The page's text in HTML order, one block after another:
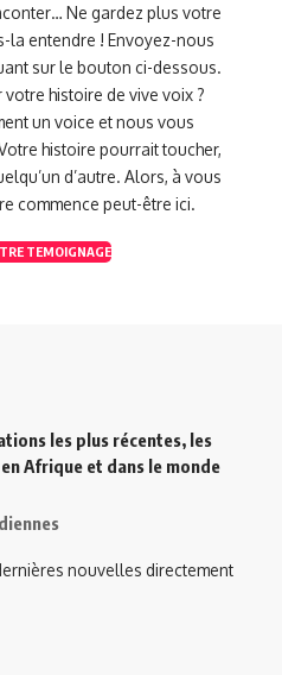
Ne gardez plus votre
la entendre ! Envoyez-nous
sur le bouton ci-dessous.
histoire de vive voix ?
un voice et nous vous
histoire pourrait toucher,
d’autre. Alors, à vous
commence peut-être ici.
TEMOIGNAGE
les plus récentes, les
Afrique et dans le monde
nouvelles directement